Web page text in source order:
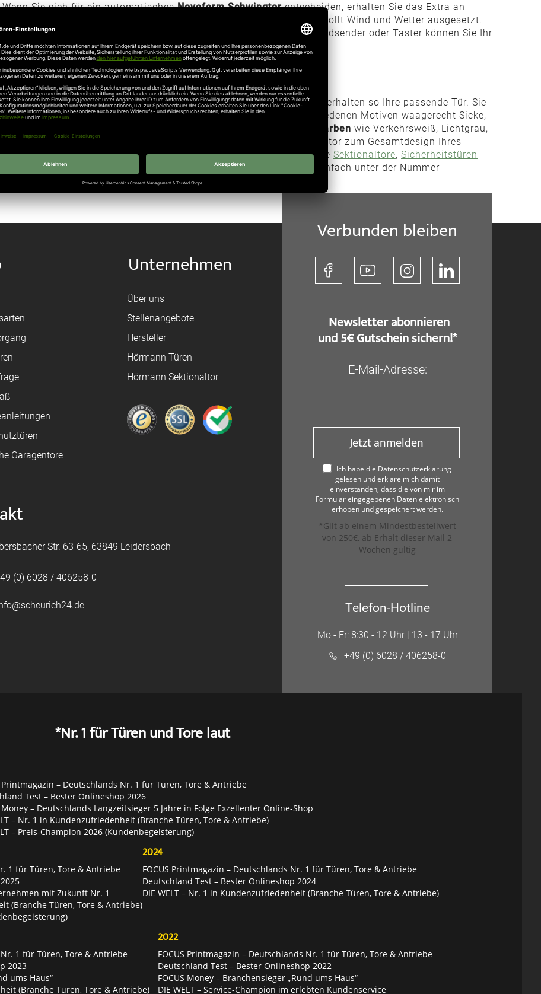
Sie sich für ein automatischesNovoferm Schwingtorentscheiden, erhalten Sie das Extra an
vom Fahrzeug aus öffnen und schließen und sind nie wieder ungewollt Wind und Wetter ausgesetzt.
leisen Betrieb
und dank der großen Auswahl an Zubehör wie Handsender oder Taster können Sie Ihr
SCHWINGTOR
filtern Sie einfach und bequem nach verschiedenen Kriterien und erhalten so Ihre passende Tür. Sie
Schwingtür, den Oberflächen Silkgrain oder Holz sowie den verschiedenen Motiven waagerecht Sicke,
auswählen. Die große Auswahl an klassischen oder
modernen Farben wie Verkehrsweiß, Lichtgrau,
das Setzen von individuellen Akzenten, sodass Ihr neues Schwingtor zum Gesamtdesign Ihres
auch die weiteren hochwertigen Produkte von Novoferm wie Sektionaltore, Sicherheitstüren
Auswahl der perfekten Torlösung für Ihr Zuhause: Rufen Sie uns einfach unter der Nummer
helfen Ihnen weiter.
Garagentore
Unternehmen
Über uns
Stellenangebote
Hersteller
Hörmann Türen
Hörmann Sektionaltor
Str. 63-65, 63849 Leidersbach
(0) 6028 / 406258-0
Verbunden bleiben
​ Newsletter abonnieren
und 5€ Gutschein sichern!*
E-Mail-Adresse:
Jetzt anmelden
Ich habe die Datenschutzerklärung
gelesen und erkläre mich damit
einverstanden, dass die von mir im
Formular eingegebenen Daten elektronisch
erhoben und gespeichert werden.
*Gilt ab einem Mindestbestellwert
von 250€, ab Erhalt dieser Mail 2
Wochen gültig
Telefon-Hotline
Mo - Fr: 8:30 - 12 Uhr | 13 - 17 Uhr
+49 (0) 6028 / 406258-0
*Nr. 1 für Türen und Tore laut
Printmagazin – Deutschlands Nr. 1 für Türen, Tore & Antriebe
Test – Bester Onlineshop 2026
Money – Deutschlands Langzeitsieger 5 Jahre in Folge Exzellenter Online-Shop
– Nr. 1 in Kundenzufriedenheit (Branche Türen, Tore & Antriebe)
– Preis-Champion 2026 (Kundenbegeisterung)
1 für Türen, Tore & Antriebe
mit Zukunft Nr. 1
(Branche Türen, Tore & Antriebe)
2024
FOCUS Printmagazin – Deutschlands Nr. 1 für Türen, Tore & Antriebe
Deutschland Test – Bester Onlineshop 2024
DIE WELT – Nr. 1 in Kundenzufriedenheit (Branche Türen, Tore & Antriebe)
1 für Türen, Tore & Antriebe
2023
ums Haus“
(Branche Türen, Tore & Antriebe)
2022
FOCUS Printmagazin – Deutschlands Nr. 1 für Türen, Tore & Antriebe
Deutschland Test – Bester Onlineshop 2022
FOCUS Money – Branchensieger „Rund ums Haus“
DIE WELT – Service-Champion im erlebten Kundenservice